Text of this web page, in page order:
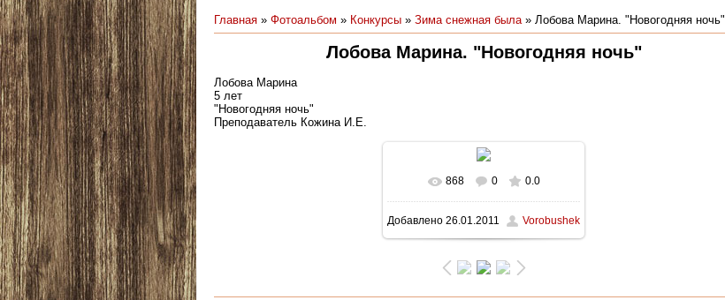
Главная » Фотоальбом » Конкурсы » Зима снежная была» Лобова Марина. "Новогодняя ночь"
Лобова Марина. "Новогодняя ночь"
Лобова Марина
5 лет
"Новогодняя ночь"
Преподаватель Кожина И.Е.
В реальном размере 1280x945
239.5Kb
868 0 0.0
Добавлено 26.01.2011 Vorobushek